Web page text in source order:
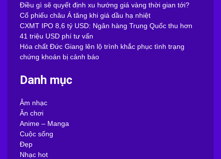
Điều gì sẽ quyết định xu hướng giá vàng thời gian tới?
Cổ phiếu châu Á tăng khi giá dầu hạ nhiệt
CXMT IPO 8,6 tỷ USD: Ngân hàng Trung Quốc thu hơn
41 triệu USD phí tư vấn
Hóa chất Đức Giang lên lộ trình khắc phục tình trạng
chứng khoán bị cảnh báo
Danh mục
Âm nhạc
Ăn chơi
Anime – Manga
Cuộc sống
Đẹp
Nhạc hot